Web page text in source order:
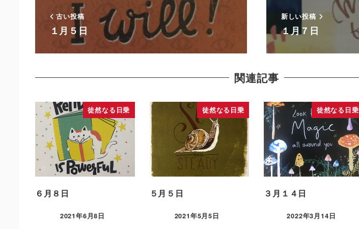
古い投稿
１月５日
新しい投稿
１月７日
関連記事
徒然なる日乗
６月８日
2021年6月8日
徒然なる日乗
５月５日
2021年5月5日
徒然なる日乗
３月１４日
2022年3月14日